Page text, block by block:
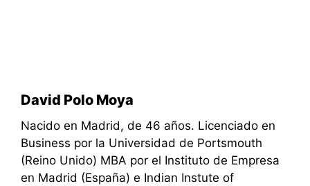
David Polo Moya
Nacido en Madrid, de 46 años. Licenciado en
Business por la Universidad de Portsmouth
(Reino Unido) MBA por el Instituto de Empresa
en Madrid (España) e Indian Instute of